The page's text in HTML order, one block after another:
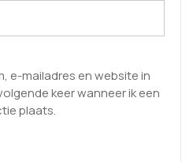
e-mailadres en website in
keer wanneer ik een
plaats.